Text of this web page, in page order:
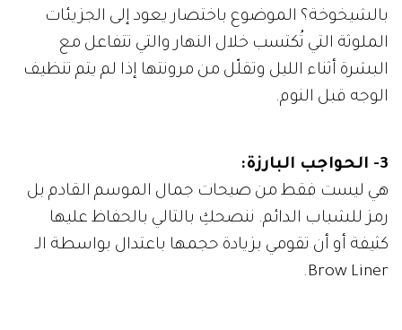
بالشيخوخة؟ الموضوع باختصار يعود إلى الجزيئات
الملوثة التي تُكتسب خلال النهار والتي تتفاعل مع
البشرة أثناء الليل وتقلّل من مرونتها إذا لم يتم تنظيف
الوجه قبل النوم.
3- الحواجب البارزة:
هي ليست فقط من صيحات جمال الموسم القادم بل
رمز للشباب الدائم. ننصحكِ بالتالي بالحفاظ عليها
كثيفة أو أن تقومي بزيادة حجمها باعتدال بواسطة الـ
Brow Liner.